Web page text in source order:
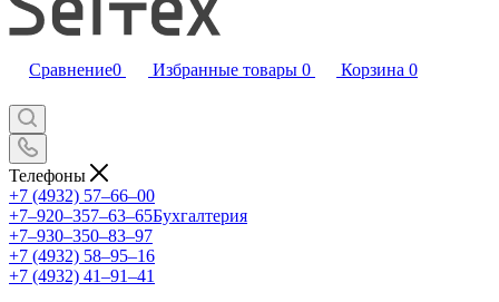
Сравнение0 Избранные товары 0 Корзина 0
Телефоны
+7 (4932) 57‒66‒00
+7‒920‒357‒63‒65Бухгалтерия
+7‒930‒350‒83‒97
+7 (4932) 58‒95‒16
+7 (4932) 41‒91‒41